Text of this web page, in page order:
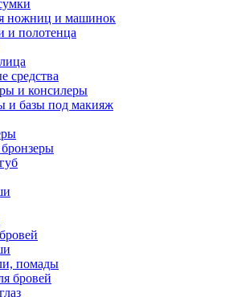
ножниц и машинок
и полотенца
средства
и консилеры
и базы под макияж
помады
бровей